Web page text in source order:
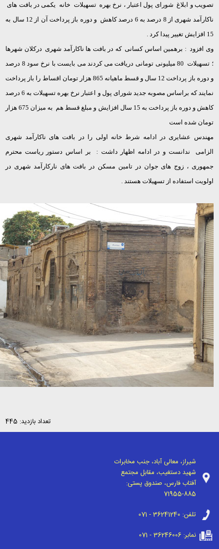
تصویب و ابلاغ شورای پول اعتبار ، نرخ بهره تسهیلات خانه یکمی در بافت های
ناکارآمد شهری از 8 درصد به 6 درصد کاهش و دوره باز پرداخت آن از 12 سال به
15 افزایش تغییر پیدا کرد .
وی افزود : برهمین اساس کسانی که در بافت ها ناکارآمد شهری درکلان شهرها
؛ تسهیلات 80 میلیونی تومانی دریافت می کردند می بایست با نرخ سود 8 درصد
و دوره باز پرداخت 12 سال و قسط ماهیانه 865 هزار تومان اقساط را باز پرداخت
نمایند که براساس مصوبه جدید شورای پول و اعتبار نرخ بهره تسهیلات به 6 درصد
کاهش و دوره باز پرداخت به 15 سال افزایش و مبلغ قسط هم به میزان 675 هزار
تومان شده است
مهندس عشایری در ادامه شرط خانه اولی را در بافت های ناکارآمد شهری
الزامی ندانست و در ادامه اظهار داشت : بر اساس دستور ریاست محترم
جمهوری ، زوج های جوان در تامین مسکن در بافت های نارکارآمد شهری در
اولویت استفاده از تسهیلات هستند .
تعداد بازدید: 445
شیراز، معالی آباد، جنب مخابرات
شهید دستغیب، مقابل مجتمع
آفتاب فارس، صندوق پستی:
71955-885
تلفن: 071 - 36241240
نمابر:071 - 36246006